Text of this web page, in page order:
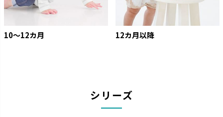
10〜12カ月 12カ月以降
シリーズ